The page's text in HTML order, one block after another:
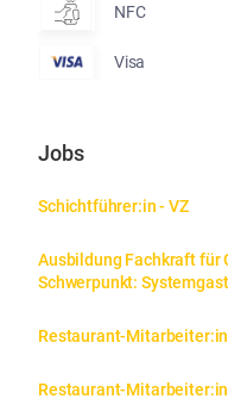
NFC
Visa
Jobs
Schichtführer:in - VZ
Ausbildung Fachkraft für
Schwerpunkt:
Restaurant-
Restaurant-